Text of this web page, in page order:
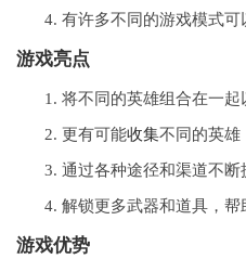
4. 有许多不同的游戏模式可
游戏亮点
1. 将不同的英雄组合在一起
2. 更有可能收集不同的英雄
3. 通过各种途径和渠道不断
4. 解锁更多武器和道具，帮
游戏优势